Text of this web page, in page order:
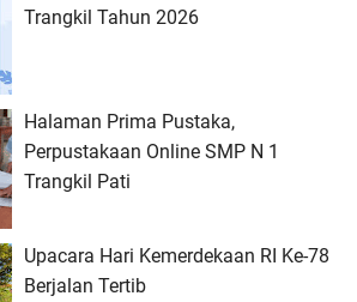
Trangkil Tahun 2026
Halaman Prima Pustaka,
Perpustakaan Online SMP N 1
Trangkil Pati
Upacara Hari Kemerdekaan RI Ke-78
Berjalan Tertib